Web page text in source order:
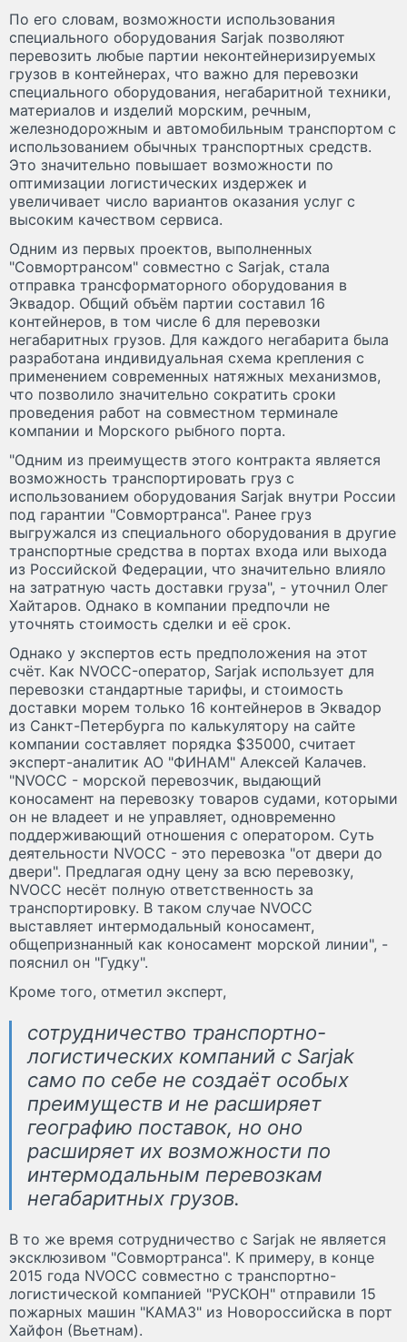
По его словам, возможности использования
специального оборудования Sarjak позволяют
перевозить любые партии неконтейнеризируемых
грузов в контейнерах, что важно для перевозки
специального оборудования, негабаритной техники,
материалов и изделий морским, речным,
железнодорожным и автомобильным транспортом с
использованием обычных транспортных средств.
Это значительно повышает возможности по
оптимизации логистических издержек и
увеличивает число вариантов оказания услуг с
высоким качеством сервиса.
Одним из первых проектов, выполненных
"Совмортрансом" совместно с Sarjak, стала
отправка трансформаторного оборудования в
Эквадор. Общий объём партии составил 16
контейнеров, в том числе 6 для перевозки
негабаритных грузов. Для каждого негабарита была
разработана индивидуальная схема крепления с
применением современных натяжных механизмов,
что позволило значительно сократить сроки
проведения работ на совместном терминале
компании и Морского рыбного порта.
"Одним из преимуществ этого контракта является
возможность транспортировать груз с
использованием оборудования Sаrjak внутри России
под гарантии "Совмортранса". Ранее груз
выгружался из специального оборудования в другие
транспортные средства в портах входа или выхода
из Российской Федерации, что значительно влияло
на затратную часть доставки груза", - уточнил Олег
Хайтаров. Однако в компании предпочли не
уточнять стоимость сделки и её срок.
Однако у экспертов есть предположения на этот
счёт. Как NVOCC-оператор, Sarjak использует для
перевозки стандартные тарифы, и стоимость
доставки морем только 16 контейнеров в Эквадор
из Санкт-Петербурга по калькулятору на сайте
компании составляет порядка $35000, считает
эксперт-аналитик АО "ФИНАМ" Алексей Калачев.
"NVOCC - морской перевозчик, выдающий
коносамент на перевозку товаров судами, которыми
он не владеет и не управляет, одновременно
поддерживающий отношения с оператором. Суть
деятельности NVOCC - это перевозка "от двери до
двери". Предлагая одну цену за всю перевозку,
NVOCC несёт полную ответственность за
транспортировку. В таком случае NVOCC
выставляет интермодальный коносамент,
общепризнанный как коносамент морской линии", -
пояснил он "Гудку".
Кроме того, отметил эксперт,
сотрудничество транспортно-
логистических компаний с Sarjak
само по себе не создаёт особых
преимуществ и не расширяет
географию поставок, но оно
расширяет их возможности по
интермодальным перевозкам
негабаритных грузов.
В то же время сотрудничество с Sarjak не является
эксклюзивом "Совмортранса". К примеру, в конце
2015 года NVOCC совместно с транспортно-
логистической компанией "РУСКОН" отправили 15
пожарных машин "КАМАЗ" из Новороссийска в порт
Хайфон (Вьетнам).